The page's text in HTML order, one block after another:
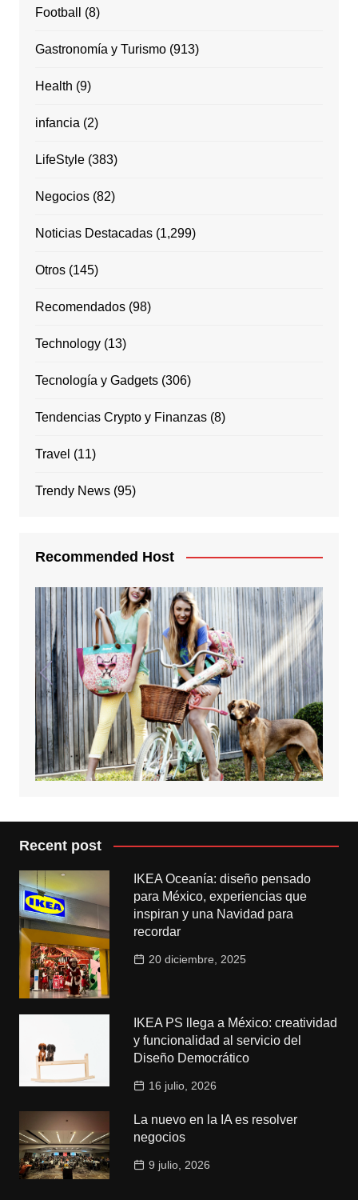
Football (8)
Gastronomía y Turismo(913)
Health (9)
infancia (2)
LifeStyle(383)
Negocios(82)
Noticias Destacadas(1,299)
Otros(145)
Recomendados(98)
Technology(13)
Tecnología y Gadgets(306)
Tendencias Crypto y Finanzas(8)
Travel (11)
Trendy News(95)
Recommended Host
Recent post
IKEA Oceanía: diseño pensado
para México, experiencias que
inspiran y una Navidad para
recordar
20 diciembre, 2025
IKEA PS llega a México: creatividad
y funcionalidad al servicio del
Diseño Democrático
16 julio, 2026
La nuevo en la IA es resolver
negocios
9 julio, 2026